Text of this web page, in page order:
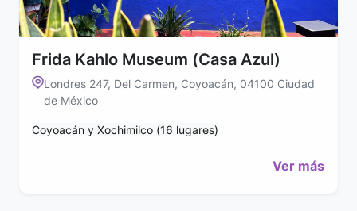
Frida Kahlo Museum (Casa Azul)
Londres 247, Del Carmen, Coyoacán, 04100 Ciudad
de México
Coyoacán y Xochimilco (16 lugares)
Ver más